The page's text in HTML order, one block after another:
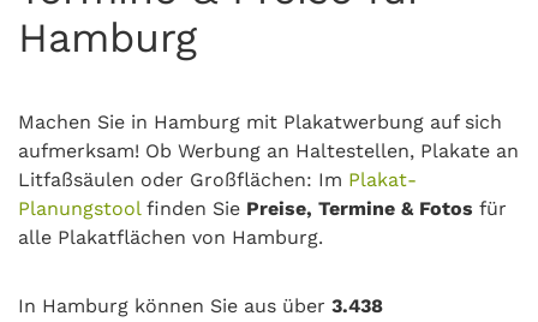
Hamburg
Machen Sie in Hamburg mit Plakatwerbung auf sich
aufmerksam! Ob Werbung an Haltestellen, Plakate an
Litfaßsäulen oder Großflächen: Im Plakat-
Planungstoolfinden Sie Preise, Termine & Fotos für
alle Plakatflächen von Hamburg.
In Hamburg können Sie aus über 3.438